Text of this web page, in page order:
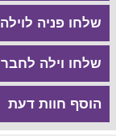
שלחו פניה לוילה
שלחו וילה לחבר
הוסף חוות דעת